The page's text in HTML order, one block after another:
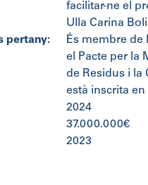
facilitar-ne el
Ulla Carina
pertany:
És membre de
el Pacte per la
de Residus i la
està inscrita
2024
37.000.000€
2023